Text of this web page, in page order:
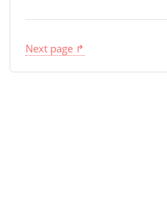
Next page ↱